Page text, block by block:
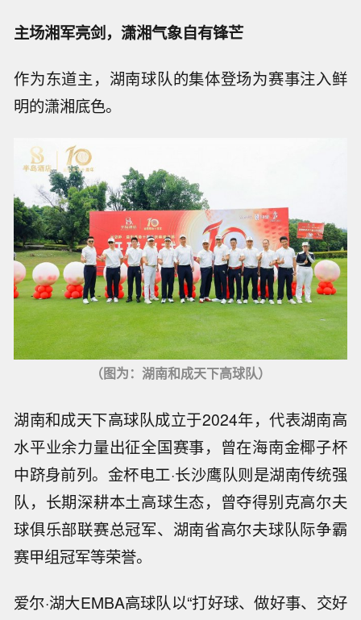
主场湘军亮剑，潇湘气象自有锋芒
作为东道主，湖南球队的集体登场为赛事注入鲜
明的潇湘底色。
（图为：湖南和成天下高球队）
湖南和成天下高球队成立于2024年，代表湖南高
水平业余力量出征全国赛事，曾在海南金椰子杯
中跻身前列。金杯电工·长沙鹰队则是湖南传统强
队，长期深耕本土高球生态，曾夺得别克高尔夫
球俱乐部联赛总冠军、湖南省高尔夫球队际争霸
赛甲组冠军等荣誉。
爱尔·湖大EMBA高球队以“打好球、做好事、交好